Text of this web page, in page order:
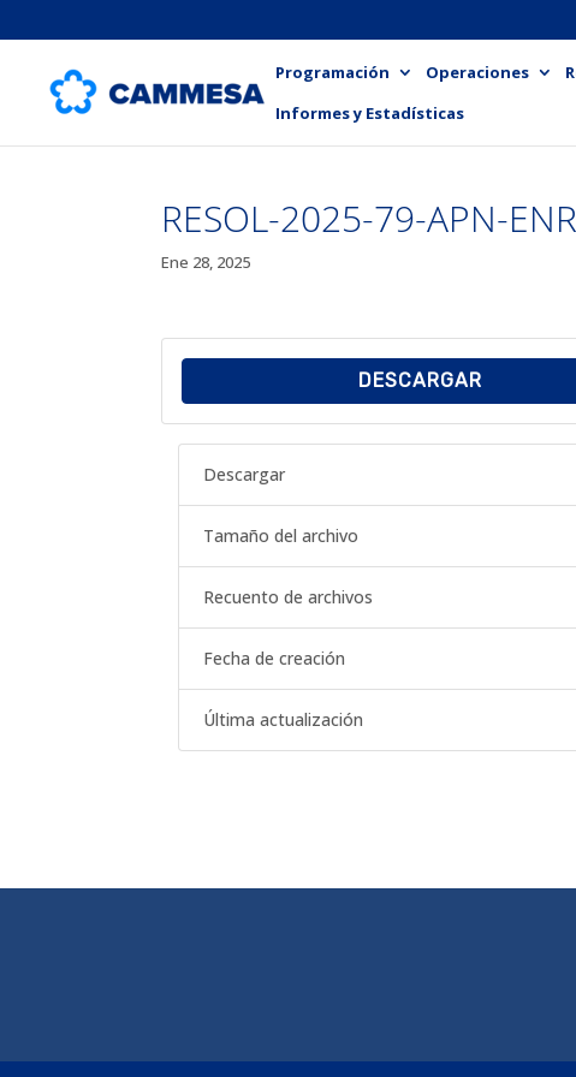
Programación Operaciones
Informes y Estadísticas
RESOL-2025-79-APN-
Ene 28, 2025
DESCARGAR
Descargar
Tamaño del archivo
Recuento de archivos
Fecha de creación
Última actualización